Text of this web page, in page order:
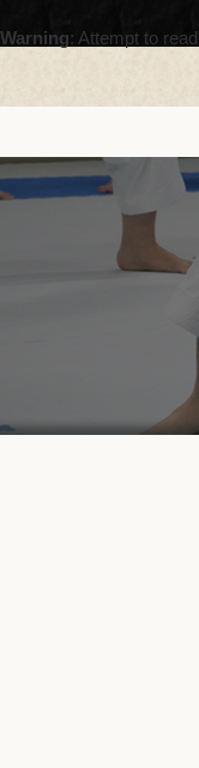
Warning: Attempt to